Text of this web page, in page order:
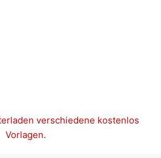
verschiedene kostenlos
Vorlagen.